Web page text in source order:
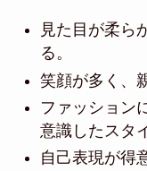
見た目が柔ら
る。
笑顔が多く、
ファッション
意識したスタ
自己表現が得